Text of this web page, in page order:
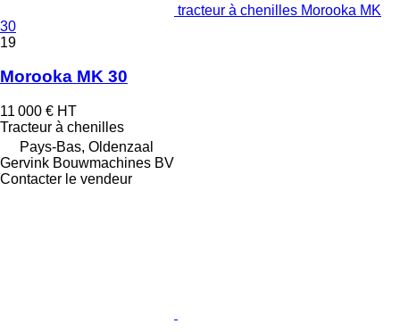
tracteur à chenilles Morooka MK
30
19
Morooka MK 30
11 000 € HT
Tracteur à chenilles
Pays-Bas, Oldenzaal
Gervink Bouwmachines BV
Contacter le vendeur